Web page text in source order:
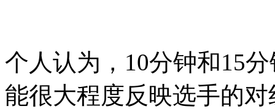
个人认为，10分钟和15
能很大程度反映选手的